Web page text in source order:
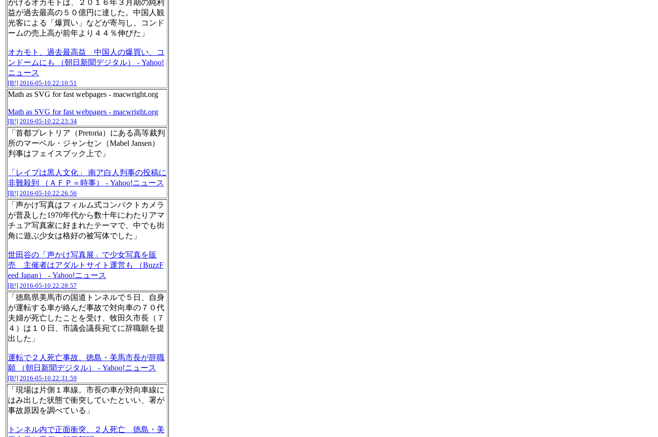
がけるオカモトは、２０１６年３月期の純利
益が過去最高の５０億円に達した。中国人観
光客による「爆買い」などが寄与し、コンド
ームの売上高が前年より４４％伸びた」
オカモト、過去最高益 中国人の爆買い、コ
ンドームにも （朝日新聞デジタル） - Yahoo!
ニュース
[B!] 2016-05-10 22:10:51
Math as SVG for fast webpages - macwright.org
Math as SVG for fast webpages - macwright.org
[B!] 2016-05-10 22:23:34
「首都プレトリア（Pretoria）にある高等裁判
所のマーベル・ジャンセン（Mabel Jansen）
判事はフェイスブック上で」
「レイプは黒人文化」 南ア白人判事の投稿に
非難殺到 （ＡＦＰ＝時事） - Yahoo!ニュース
[B!] 2016-05-10 22:26:56
「声かけ写真はフィルム式コンパクトカメラ
が普及した1970年代から数十年にわたりアマ
チュア写真家に好まれたテーマで、中でも街
角に遊ぶ少女は格好の被写体でした」
世田谷の「声かけ写真展」で少女写真を販
売 主催者はアダルトサイト運営も （BuzzF
eed Japan） - Yahoo!ニュース
[B!] 2016-05-10 22:28:57
「徳島県美馬市の国道トンネルで５日、自身
が運転する車が絡んだ事故で対向車の７０代
夫婦が死亡したことを受け、牧田久市長（７
４）は１０日、市議会議長宛てに辞職願を提
出した」
運転で２人死亡事故、徳島・美馬市長が辞職
願 （朝日新聞デジタル） - Yahoo!ニュース
[B!] 2016-05-10 22:31:59
「現場は片側１車線。市長の車が対向車線に
はみ出した状態で衝突していたといい、署が
事故原因を調べている」
トンネル内で正面衝突、２人死亡 徳島・美